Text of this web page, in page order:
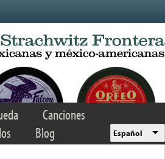
Canciones
Blog Español